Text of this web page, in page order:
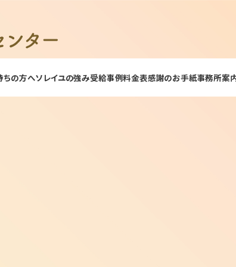
ちの方へソレイユの強み受給事例料金表感謝のお手紙事務所案